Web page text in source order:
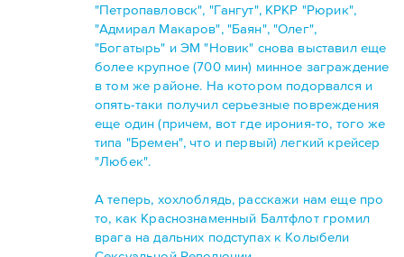
"Петропавловск", "Гангут", КРКР "Рюрик",
"Адмирал Макаров", "Баян", "Олег",
"Богатырь" и ЭМ "Новик" снова выставил еще
более крупное (700 мин) минное заграждение
в том же районе. На котором подорвался и
опять-таки получил серьезные повреждения
еще один (причем, вот где ирония-то, того же
типа "Бремен", что и первый) легкий крейсер
"Любек".
А теперь, хохлоблядь, расскажи нам еще про
то, как Краснознаменный Балтфлот громил
врага на дальних подступах к Колыбели